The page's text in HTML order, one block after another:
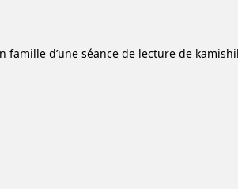
famille d’une séance de lecture de